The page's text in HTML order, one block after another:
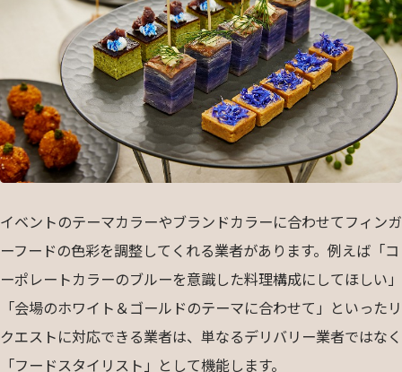
イベントのテーマカラーやブランドカラーに合わせてフィンガ
ーフードの色彩を調整してくれる業者があります。例えば「コ
ーポレートカラーのブルーを意識した料理構成にしてほしい」
「会場のホワイト＆ゴールドのテーマに合わせて」といったリ
クエストに対応できる業者は、単なるデリバリー業者ではなく
「フードスタイリスト」として機能します。